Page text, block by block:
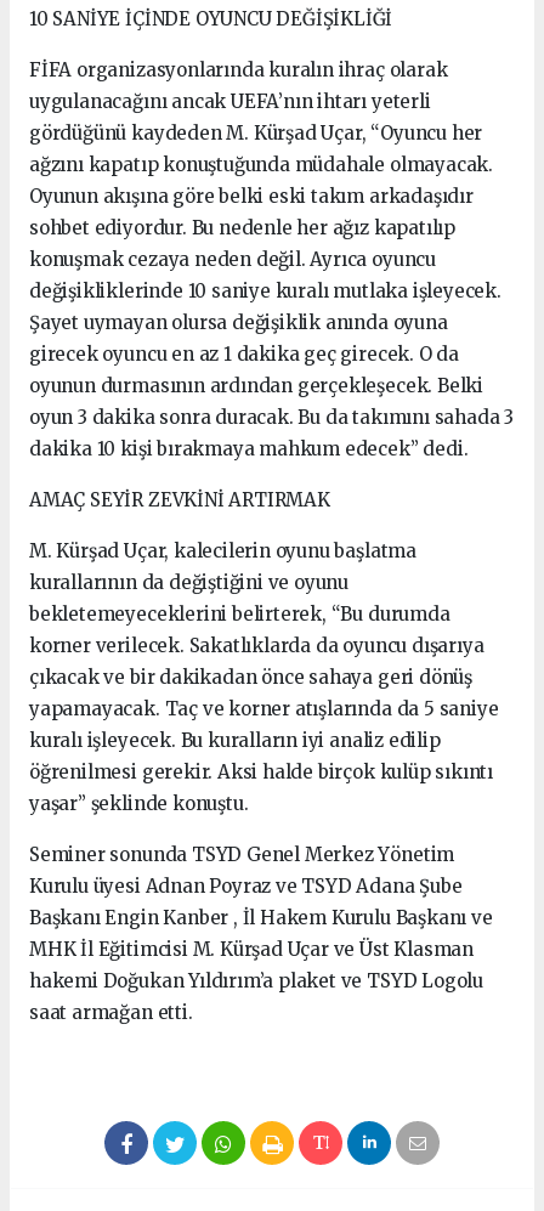
10 SANİYE İÇİNDE OYUNCU DEĞİŞİKLİĞİ
FİFA organizasyonlarında kuralın ihraç olarak
uygulanacağını ancak UEFA’nın ihtarı yeterli
gördüğünü kaydeden M. Kürşad Uçar, “Oyuncu her
ağzını kapatıp konuştuğunda müdahale olmayacak.
Oyunun akışına göre belki eski takım arkadaşıdır
sohbet ediyordur. Bu nedenle her ağız kapatılıp
konuşmak cezaya neden değil. Ayrıca oyuncu
değişikliklerinde 10 saniye kuralı mutlaka işleyecek.
Şayet uymayan olursa değişiklik anında oyuna
girecek oyuncu en az 1 dakika geç girecek. O da
oyunun durmasının ardından gerçekleşecek. Belki
oyun 3 dakika sonra duracak. Bu da takımını sahada 3
dakika 10 kişi bırakmaya mahkum edecek” dedi.
AMAÇ SEYİR ZEVKİNİ ARTIRMAK
M. Kürşad Uçar, kalecilerin oyunu başlatma
kurallarının da değiştiğini ve oyunu
bekletemeyeceklerini belirterek, “Bu durumda
korner verilecek. Sakatlıklarda da oyuncu dışarıya
çıkacak ve bir dakikadan önce sahaya geri dönüş
yapamayacak. Taç ve korner atışlarında da 5 saniye
kuralı işleyecek. Bu kuralların iyi analiz edilip
öğrenilmesi gerekir. Aksi halde birçok kulüp sıkıntı
yaşar” şeklinde konuştu.
Seminer sonunda TSYD Genel Merkez Yönetim
Kurulu üyesi Adnan Poyraz ve TSYD Adana Şube
Başkanı Engin Kanber , İl Hakem Kurulu Başkanı ve
MHK İl Eğitimcisi M. Kürşad Uçar ve Üst Klasman
hakemi Doğukan Yıldırım’a plaket ve TSYD Logolu
saat armağan etti.